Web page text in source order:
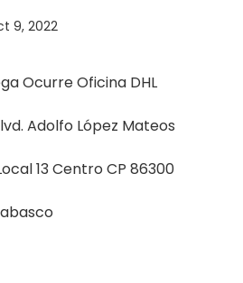
9, 2022
Ocurre Oficina DHL
Adolfo López Mateos
13 Centro CP 86300